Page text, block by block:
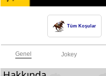
Tüm Koşular
Genel Jokey